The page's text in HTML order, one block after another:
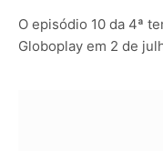
O episódio 10 da 4ª
Globoplay em 2 de